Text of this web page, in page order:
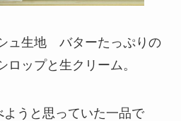
ュ生地 バターたっぷりの
ップと生クリーム。
うと思っていた一品で